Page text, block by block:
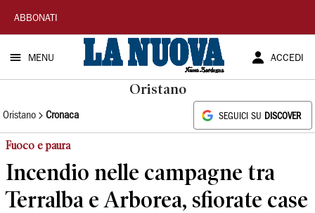
La
Nuova
Sardegna
ABBONATI
MENU ACCEDI
Oristano
Oristano Cronaca SEGUICI SU DISCOVER
Fuoco e paura
Incendio nelle campagne tra
Terralba e Arborea, sfiorate case